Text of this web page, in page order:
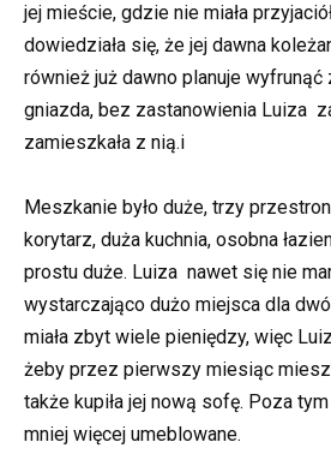
jej mieście, gdzie nie miała
dowiedziała się, że jej dawna
również już dawno planuje
gniazda, bez zastanowienia Luiza
zamieszkała z nią.i
Meszkanie było duże, trzy
korytarz, duża kuchnia, osobna
prostu duże. Luiza nawet się nie
wystarczająco dużo miejsca dla
miała zbyt wiele pieniędzy, więc
żeby przez pierwszy miesiąc
także kupiła jej nową sofę. Poza
mniej więcej umeblowane.